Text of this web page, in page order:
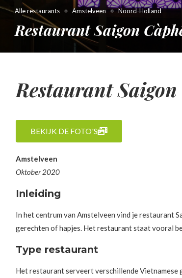
Alle restaurants Amstelveen Noord-Holland
Restaurant Saigon
Restaurant Saigon
BEKIJK DE FOTO'S
Amstelveen
Oktober 2020
Inleiding
In het centrum van Amstelveen vind je restaurant
gerechten of hapjes. Het restaurant staat vooral
Type restaurant
Het restaurant serveert verschillende Vietnamese